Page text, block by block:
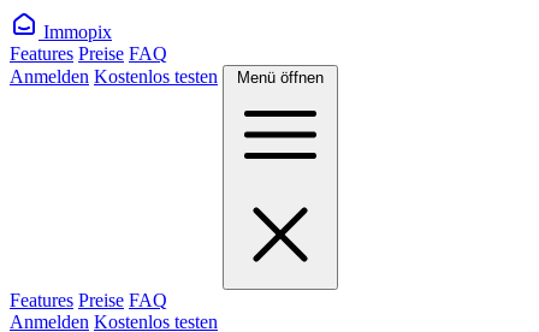
Immopix
Features Preise FAQ
Anmelden Kostenlos testen Menü öffnen
Features Preise FAQ
Anmelden Kostenlos testen